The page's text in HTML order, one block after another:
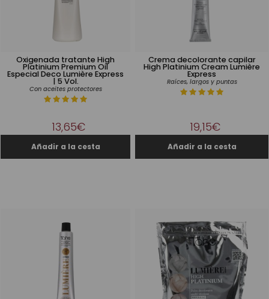
Oxigenada tratante High
Platinium Premium Oil
Especial Deco Lumière Express
| 5 Vol.
Con aceites protectores
13,65€
Crema decolorante capilar
High Platinium Cream Lumière
Express
Raíces, largos y puntas
19,15€